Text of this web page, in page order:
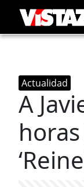
Actualidad
A